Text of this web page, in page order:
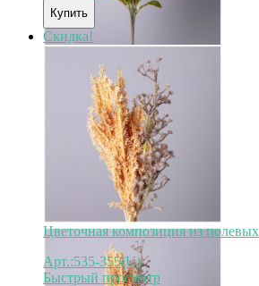
Купить
Скидка!
Цветочная композиция из
Арт.:535-355(U)
Быстрый просмотр